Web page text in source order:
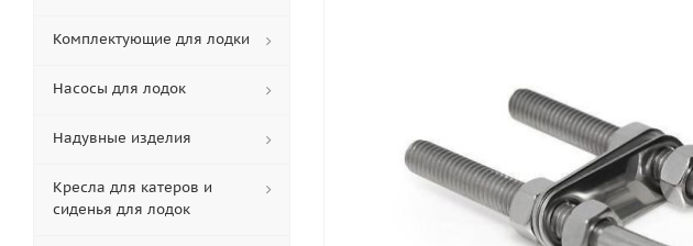
Комплектующие для лодки
Насосы для лодок
Надувные изделия
Кресла для катеров и
сиденья для лодок